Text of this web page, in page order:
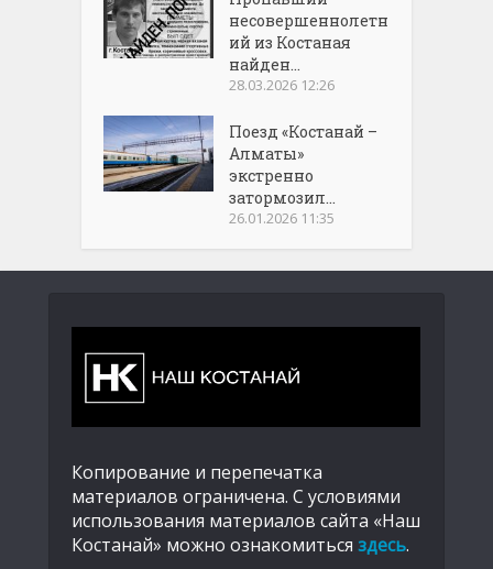
несовершеннолетн
ий из Костаная
найден...
28.03.2026 12:26
Поезд «Костанай –
Алматы»
экстренно
затормозил...
26.01.2026 11:35
Копирование и перепечатка
материалов ограничена. С условиями
использования материалов сайта «Наш
Костанай» можно ознакомиться здесь.